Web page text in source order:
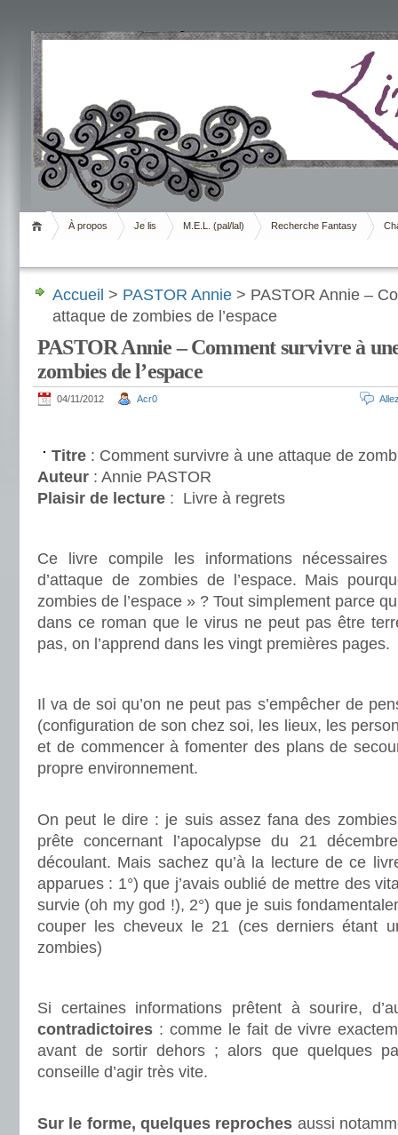
Livrement
À propos Je lis M.E.L. (pal/lal) Recherche Fantasy
Accueil > PASTOR Annie > PASTOR Annie –
attaque de zombies de l’espace
PASTOR Annie – Comment survivre à
zombies de l’espace
04/11/2012 Acr0
Titre : Comment survivre à une attaque de
Auteur : Annie PASTOR
Plaisir de lecture : Livre à regrets
Ce livre compile les informations
d’attaque de zombies de l’espace. Mais
zombies de l’espace » ? Tout simplement parce
dans ce roman que le virus ne peut pas être
pas, on l’apprend dans les vingt premières pages.
Il va de soi qu’on ne peut pas s’empêcher de
(configuration de son chez soi, les lieux, les
et de commencer à fomenter des plans de
propre environnement.
On peut le dire : je suis assez fana des
prête concernant l’apocalypse du 21
découlant. Mais sachez qu’à la lecture de ce
apparues : 1°) que j’avais oublié de mettre des
survie (oh my god !), 2°) que je suis
couper les cheveux le 21 (ces derniers étant
zombies)
Si certaines informations prêtent à sourire,
contradictoires : comme le fait de vivre
avant de sortir dehors ; alors que quelques
conseille d’agir très vite.
Sur le forme, quelques reproches aussi